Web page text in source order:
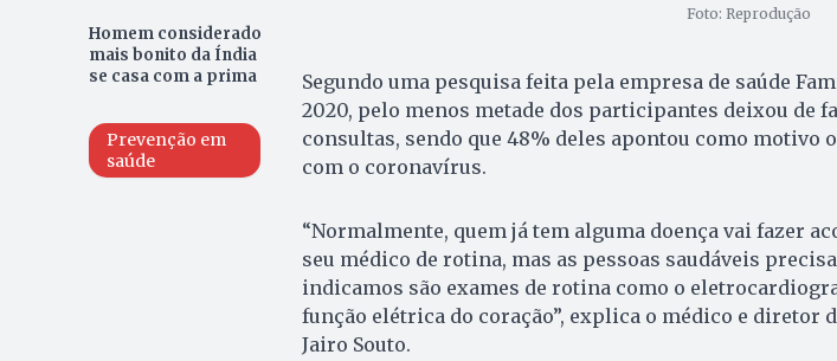
Homem considerado
mais bonito da Índia
se casa com a prima
Prevenção em
saúde
Foto: Reprodução
Segundo uma pesquisa feita pela empresa de saúde
2020, pelo menos metade dos participantes deixou de
consultas, sendo que 48% deles apontou como motivo
com o coronavírus.
“Normalmente, quem já tem alguma doença vai fazer
seu médico de rotina, mas as pessoas saudáveis
indicamos são exames de rotina como o
função elétrica do coração”, explica o médico e diretor
Jairo Souto.